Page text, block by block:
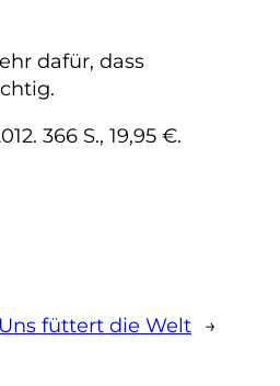
dafür, dass
366 S., 19,95 €.
Uns füttert die Welt →